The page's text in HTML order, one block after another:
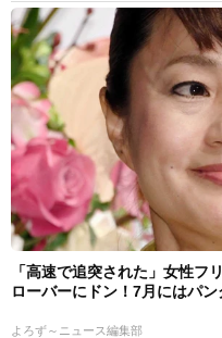
「高速で追突された」女性
ローバーにドン！7月にはパ
よろず～ニュース編集部